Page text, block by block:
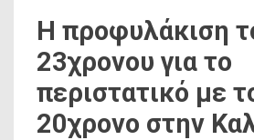
Η προφυλάκιση
23χρονου για το
περιστατικό με
20χρονο στην